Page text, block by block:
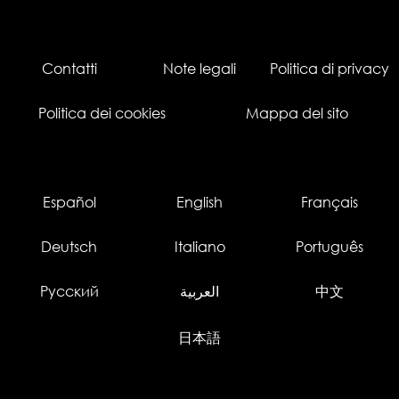
Contatti Note legali Politica di privacy
Politica dei cookies Mappa del sito
Español English Français
Deutsch Italiano Português
Русский العربية 中文
日本語